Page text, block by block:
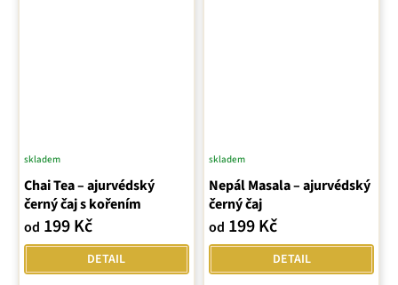
Chai Tea – ajurvédský
černý čaj s kořením
Průměrné
hodnocení
produktu
je
5,0
z
skladem
od 199 Kč
DETAIL
Nepál Masala – ajurvédský
černý čaj
Průměrné
hodnocení
produktu
je
5,0
z
skladem
od 199 Kč
DETAIL